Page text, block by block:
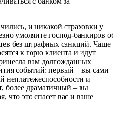
и никакой страховки у
умоляйте господ-банкиров
без штрафных санкций. Чаще
к горю клиента и идут
вам долгожданных
событий: первый – вы сами
неплатежеспособности и
более драматичный – вы
что это спасет вас и ваше